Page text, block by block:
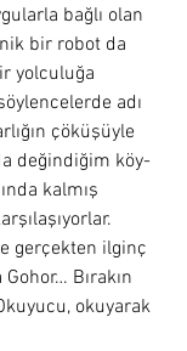
bağlı olan
bir robot da
yolculuğa
adı
çöküşüyle
değindiğim köy-
kalmış
gerçekten ilginç
Bırakın
okuyarak